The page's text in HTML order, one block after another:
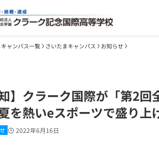
キャンパス一覧 さいたまキャンパス お知らせ
知】クラーク国際が「第2
を熱いeスポーツで盛り上
2022年6月16日